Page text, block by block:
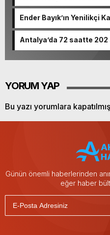
Ender Bayık’ın Yenilikçi
Antalya’da 72 saatte 202
YORUM YAP
Bu yazı yorumlara
Günün önemli haberlerinden
eğer haber